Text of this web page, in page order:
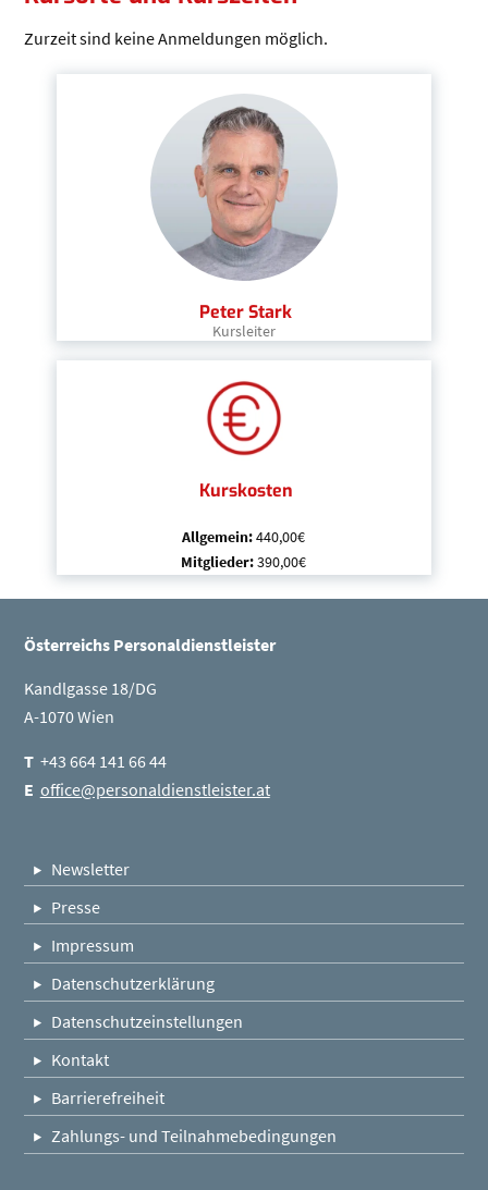
Zurzeit sind keine Anmeldungen möglich.
Peter Stark
Kursleiter
Kurskosten
Allgemein:440,00€
Mitglieder:390,00€
Österreichs Personaldienstleister
Kandlgasse 18/DG
A-1070 Wien
T+43 664 141 66 44
E office@personaldienstleister.at
Newsletter
Presse
Impressum
Datenschutzerklärung
Datenschutzeinstellungen
Kontakt
Barrierefreiheit
Zahlungs- und Teilnahmebedingungen